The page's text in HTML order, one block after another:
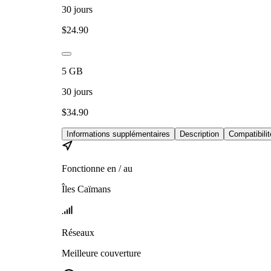
30 jours
$24.90
5 GB
30 jours
$34.90
Informations supplémentaires Description
Fonctionne en / au
Îles Caïmans
Réseaux
Meilleure couverture